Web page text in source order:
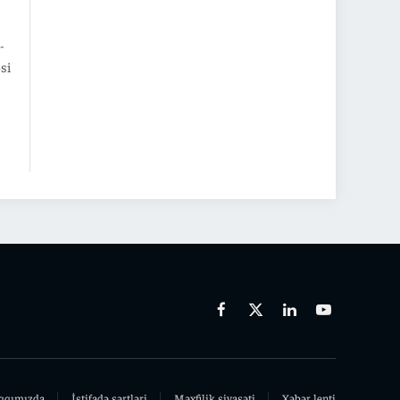
Facebook
X
LinkedinYoutube